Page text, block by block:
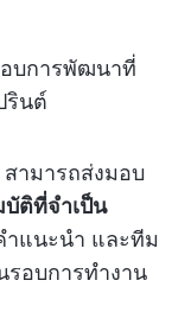
อบการพัฒนาที่
รินต์
ามารถส่งมอบ
ติที่จำเป็น
แนะนำ และทีม
รอบการทำงาน